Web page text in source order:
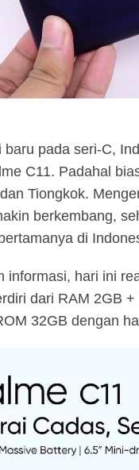
baru pada seri-C,
C11. Padahal
Tiongkok.
berkembang,
di
informasi, hari ini
dari RAM 2GB
32GB dengan